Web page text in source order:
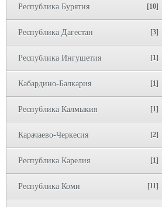
Республика Бурятия [10]
Республика Дагестан [3]
Республика Ингушетия [1]
Кабардино-Балкария [1]
Республика Калмыкия [1]
Карачаево-Черкесия [2]
Республика Карелия [1]
Республика Коми [11]